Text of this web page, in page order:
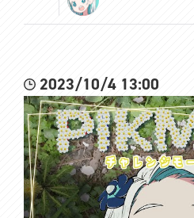
2023/10/4 13:00